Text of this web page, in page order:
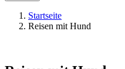
Startseite
Reisen mit Hund